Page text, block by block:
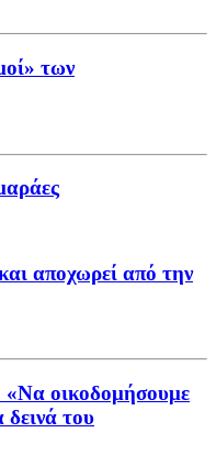
των
αποχωρεί από την
οικοδομήσουμε
δεινά του